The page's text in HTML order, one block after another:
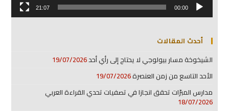
00:00
21:07
أحدث المقالات
الشيخوخة مسار بيولوجي لا يحتاج إلى رأي أحد19/07/2026
الأحد التاسع من زمن العنصرة19/07/2026
مدارس المبرّات تحقق انجازا في تصفيات تحدي القراءة العربي
18/07/2026